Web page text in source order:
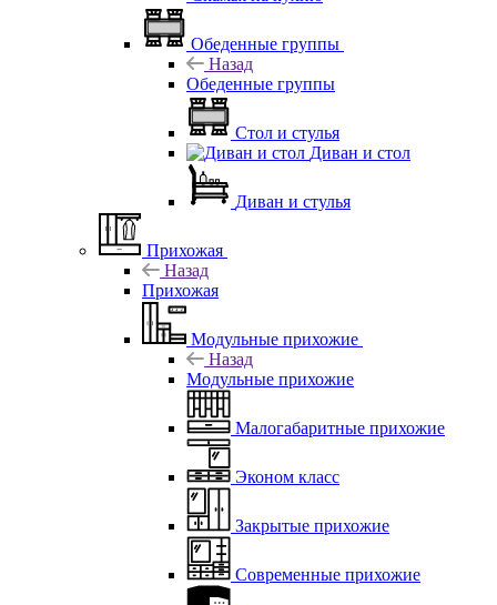
Обеденные группы
Назад
Обеденные группы
Стол и стулья
Диван и стол
Диван и стулья
Прихожая
Назад
Прихожая
Модульные прихожие
Назад
Модульные прихожие
Малогабаритные прихожие
Эконом класс
Закрытые прихожие
Современные прихожие